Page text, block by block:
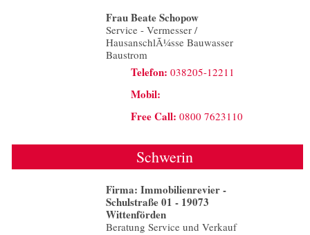
Frau Beate Schopow
Service - Vermesser /
HausanschlÃ¼sse Bauwasser
Baustrom
Telefon: 038205-12211
Mobil:
Free Call: 0800 7623110
Schwerin
Firma: Immobilienrevier -
Schulstraße 01 - 19073
Wittenförden
Beratung Service und Verkauf